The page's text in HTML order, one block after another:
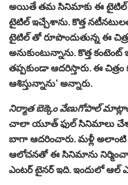
అయితే తమ సినిమాకు ఈ టైటిల్
టైటిల్ ఇచ్చేశాను. కొత్త
టైటిల్ తో రూపొందుతున్న ఈ
అనుకుంటున్నాను. కొత్త
తప్పకుండా ఆదరిస్తారు. ఈ
ఆశిస్తున్నాను‘ అన్నారు.
నిర్మాత బెక్కెం వేణుగోపాల్
చాలా యూత్ ఫుల్ సినిమాలు
బాగా ఆదరించారు. మళ్లీ
ఆలోచనతో ఈ సినిమాను
ఎంటర్ టైనర్ ఇది. ఇందులో